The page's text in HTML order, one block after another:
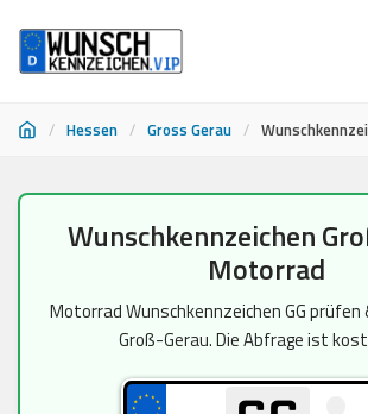
/ Hessen / Gross Gerau /
Wunschkennzeichen
Motorrad
Motorrad Wunschkennzeichen GG prüfen
Groß-Gerau. Die Abfrage ist